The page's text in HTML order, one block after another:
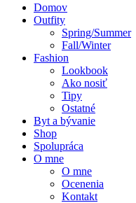
Domov
Outfity
Spring/Summer
Fall/Winter
Fashion
Lookbook
Ako nosiť
Tipy
Ostatné
Byt a bývanie
Shop
Spolupráca
O mne
O mne
Ocenenia
Kontakt